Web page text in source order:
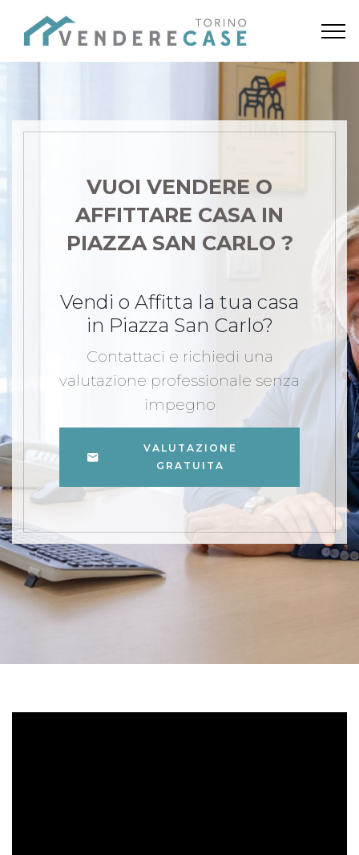
VUOI VENDERE O
AFFITTARE CASA IN
PIAZZA SAN CARLO ?
Vendi o Affitta la tua casa
in Piazza San Carlo?
Contattaci e richiedi una
valutazione professionale senza
impegno
VALUTAZIONE
GRATUITA